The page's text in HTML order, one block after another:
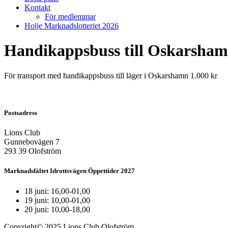
Kontakt
För medlemmar
Holje Marknadslotteriet 2026
Handikappsbuss till
För transport med handikappsbuss till läger i Oskarshamn 1.000 kr
Postsadress
Lions Club
Gunnebovägen 7
293 39 Olofström
Marknadsfältet Idrottsvägen Öppettider 2027
18 juni: 16,00-01,00
19 juni: 10,00-01,00
20 juni: 10,00-18,00